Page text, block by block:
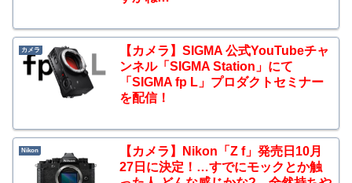
カメラ
【カメラ】SIGMA 公式YouTubeチャ
ンネル「SIGMA Station」にて
「SIGMA fp L」プロダクトセミナー
を配信！
Nikon
【カメラ】Nikon「Z f」発売日10月
27日に決定！…すでにモックとか触